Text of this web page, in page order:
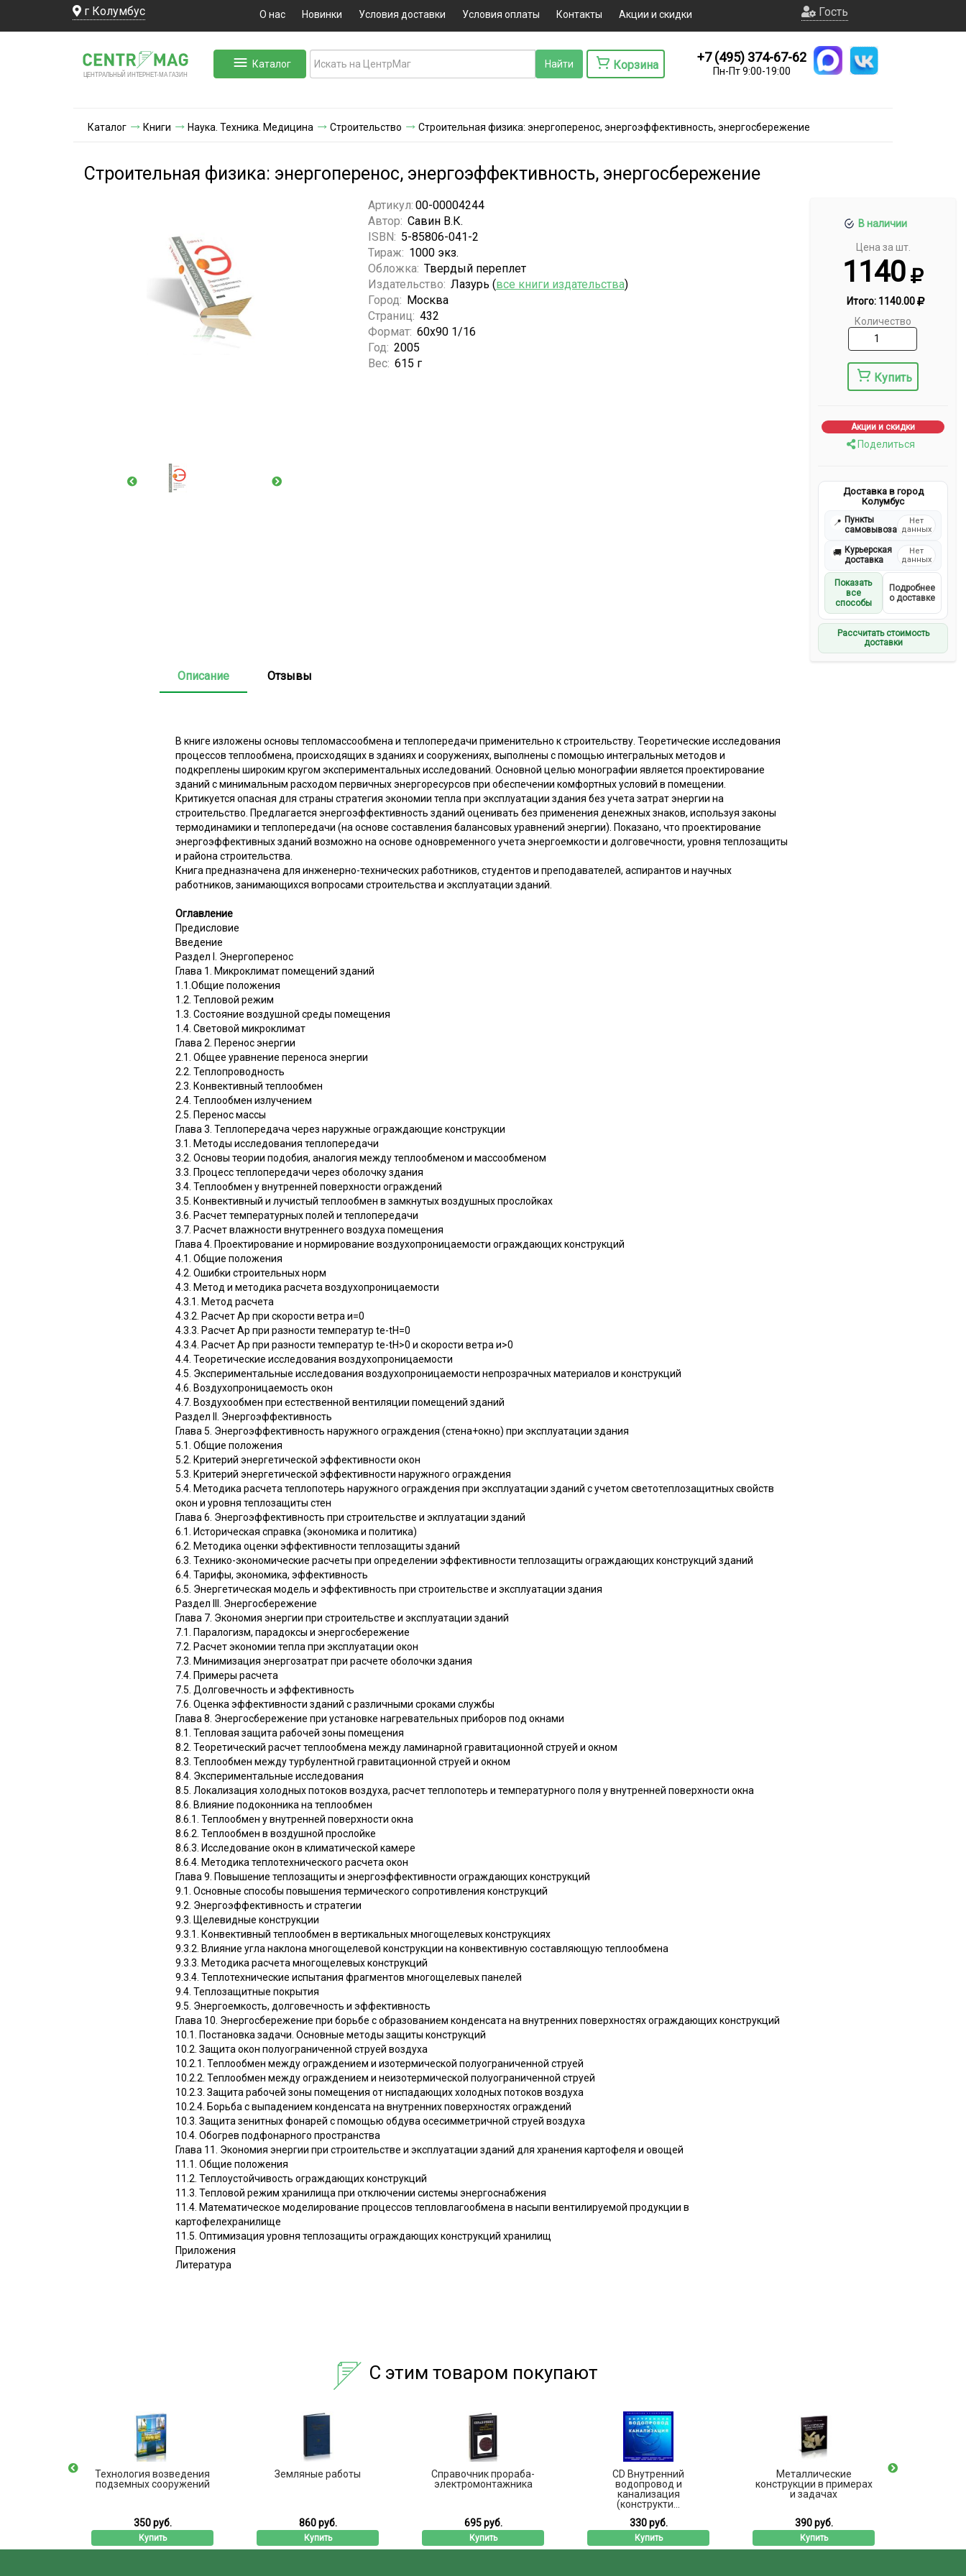
г Колумбус О нас Новинки Условия доставки Условия оплаты Контакты Акции и скидки Гость
ЦЕНТРАЛЬНЫЙ ИНТЕРНЕТ-МА ГАЗИН
Каталог Корзина
+7 (495) 374-67-62
Пн-Пт 9:00-19:00
Каталог Книги Наука. Техника. Медицина Строительство Строительная физика: энергоперенос, энергоэффективность, энергосбережение
Строительная физика: энергоперенос, энергоэффективность, энергосбережение
В наличии
Цена за шт.
1140
Итого: 1140.00
Количество
Купить
Акции и скидки
Поделиться
Доставка в город
Колумбус
📍 Пункты
самовывоза
Нет
данных
🚚 Курьерская
доставка
Нет
данных
Показать
все
способы
Подробнее
о доставке
Рассчитать стоимость
доставки
Артикул: 00-00004244
Автор: Савин В.К.
ISBN: 5-85806-041-2
Тираж: 1000 экз.
Обложка: Твердый переплет
Издательство: Лазурь (все книги издательства)
Город: Москва
Страниц: 432
Формат: 60х90 1/16
Год: 2005
Вес: 615 г
Описание Отзывы
В книге изложены основы тепломассообмена и теплопередачи применительно к строительству. Теоретические исследования
процессов теплообмена, происходящих в зданиях и сооружениях, выполнены с помощью интегральных методов и
подкреплены широким кругом экспериментальных исследований. Основной целью монографии является проектирование
зданий с минимальным расходом первичных энергоресурсов при обеспечении комфортных условий в помещении.
Критикуется опасная для страны стратегия экономии тепла при эксплуатации здания без учета затрат энергии на
строительство. Предлагается энергоэффективность зданий оценивать без применения денежных знаков, используя законы
термодинамики и теплопередачи (на основе составления балансовых уравнений энергии). Показано, что проектирование
энергоэффективных зданий возможно на основе одновременного учета энергоемкости и долговечности, уровня теплозащиты
и района строительства.
Книга предназначена для инженерно-технических работников, студентов и преподавателей, аспирантов и научных
работников, занимающихся вопросами строительства и эксплуатации зданий.
Оглавление
Предисловие
Введение
Раздел I. Энергоперенос
Глава 1. Микроклимат помещений зданий
1.1.Общие положения
1.2. Тепловой режим
1.3. Состояние воздушной среды помещения
1.4. Световой микроклимат
Глава 2. Перенос энергии
2.1. Общее уравнение переноса энергии
2.2. Теплопроводность
2.3. Конвективный теплообмен
2.4. Теплообмен излучением
2.5. Перенос массы
Глава 3. Теплопередача через наружные ограждающие конструкции
3.1. Методы исследования теплопередачи
3.2. Основы теории подобия, аналогия между теплообменом и массообменом
3.3. Процесс теплопередачи через оболочку здания
3.4. Теплообмен у внутренней поверхности ограждений
3.5. Конвективный и лучистый теплообмен в замкнутых воздушных прослойках
3.6. Расчет температурных полей и теплопередачи
3.7. Расчет влажности внутреннего воздуха помещения
Глава 4. Проектирование и нормирование воздухопроницаемости ограждающих конструкций
4.1. Общие положения
4.2. Ошибки строительных норм
4.3. Метод и методика расчета воздухопроницаемости
4.3.1. Метод расчета
4.3.2. Расчет Ар при скорости ветра и=0
4.3.3. Расчет Ар при разности температур te-tH=0
4.3.4. Расчет Ар при разности температур te-tH>0 и скорости ветра и>0
4.4. Теоретические исследования воздухопроницаемости
4.5. Экспериментальные исследования воздухопроницаемости непрозрачных материалов и конструкций
4.6. Воздухопроницаемость окон
4.7. Воздухообмен при естественной вентиляции помещений зданий
Раздел II. Энергоэффективность
Глава 5. Энергоэффективность наружного ограждения (стена+окно) при эксплуатации здания
5.1. Общие положения
5.2. Критерий энергетической эффективности окон
5.3. Критерий энергетической эффективности наружного ограждения
5.4. Методика расчета теплопотерь наружного ограждения при эксплуатации зданий с учетом светотеплозащитных свойств
окон и уровня теплозащиты стен
Глава 6. Энергоэффективность при строительстве и экплуатации зданий
6.1. Историческая справка (экономика и политика)
6.2. Методика оценки эффективности теплозащиты зданий
6.3. Технико-экономические расчеты при определении эффективности теплозащиты ограждающих конструкций зданий
6.4. Тарифы, экономика, эффективность
6.5. Энергетическая модель и эффективность при строительстве и эксплуатации здания
Раздел III. Энергосбережение
Глава 7. Экономия энергии при строительстве и эксплуатации зданий
7.1. Паралогизм, парадоксы и энергосбережение
7.2. Расчет экономии тепла при эксплуатации окон
7.3. Минимизация энергозатрат при расчете оболочки здания
7.4. Примеры расчета
7.5. Долговечность и эффективность
7.6. Оценка эффективности зданий с различными сроками службы
Глава 8. Энергосбережение при установке нагревательных приборов под окнами
8.1. Тепловая защита рабочей зоны помещения
8.2. Теоретический расчет теплообмена между ламинарной гравитационной струей и окном
8.3. Теплообмен между турбулентной гравитационной струей и окном
8.4. Экспериментальные исследования
8.5. Локализация холодных потоков воздуха, расчет теплопотерь и температурного поля у внутренней поверхности окна
8.6. Влияние подоконника на теплообмен
8.6.1. Теплообмен у внутренней поверхности окна
8.6.2. Теплообмен в воздушной прослойке
8.6.3. Исследование окон в климатической камере
8.6.4. Методика теплотехнического расчета окон
Глава 9. Повышение теплозащиты и энергоэффективности ограждающих конструкций
9.1. Основные способы повышения термического сопротивления конструкций
9.2. Энергоэффективность и стратегии
9.3. Щелевидные конструкции
9.3.1. Конвективный теплообмен в вертикальных многощелевых конструкциях
9.3.2. Влияние угла наклона многощелевой конструкции на конвективную составляющую теплообмена
9.3.3. Методика расчета многощелевых конструкций
9.3.4. Теплотехнические испытания фрагментов многощелевых панелей
9.4. Теплозащитные покрытия
9.5. Энергоемкость, долговечность и эффективность
Глава 10. Энергосбережение при борьбе с образованием конденсата на внутренних поверхностях ограждающих конструкций
10.1. Постановка задачи. Основные методы защиты конструкций
10.2. Защита окон полуограниченной струей воздуха
10.2.1. Теплообмен между ограждением и изотермической полуограниченной струей
10.2.2. Теплообмен между ограждением и неизотермической полуограниченной струей
10.2.3. Защита рабочей зоны помещения от ниспадающих холодных потоков воздуха
10.2.4. Борьба с выпадением конденсата на внутренних поверхностях ограждений
10.3. Защита зенитных фонарей с помощью обдува осесимметричной струей воздуха
10.4. Обогрев подфонарного пространства
Глава 11. Экономия энергии при строительстве и эксплуатации зданий для хранения картофеля и овощей
11.1. Общие положения
11.2. Теплоустойчивость ограждающих конструкций
11.3. Тепловой режим хранилища при отключении системы энергоснабжения
11.4. Математическое моделирование процессов тепловлагообмена в насыпи вентилируемой продукции в
картофелехранилище
11.5. Оптимизация уровня теплозащиты ограждающих конструкций хранилищ
Приложения
Литература
С этим товаром покупают
Технология возведения
подземных сооружений
350 руб.
Купить
Земляные работы
860 руб.
Купить
Справочник прораба-
электромонтажника
695 руб.
Купить
CD Внутренний
водопровод и
канализация
(конструкти...
330 руб.
Купить
Металлические
конструкции в примерах
и задачах
390 руб.
Купить